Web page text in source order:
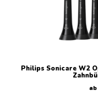
Philips Sonicare W2
ab